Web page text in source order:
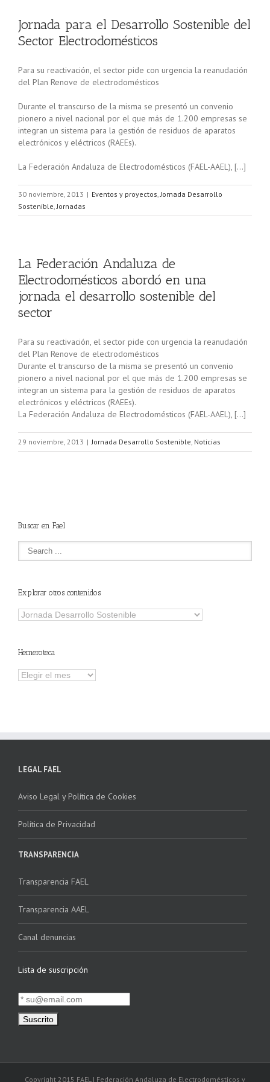
Jornada para el Desarrollo Sostenible del
Sector Electrodomésticos
Para su reactivación, el sector pide con urgencia la reanudación
del Plan Renove de electrodomésticos
Durante el transcurso de la misma se presentó un convenio
pionero a nivel nacional por el que más de 1.200 empresas se
integran un sistema para la gestión de residuos de aparatos
electrónicos y eléctricos (RAEEs).
La Federación Andaluza de Electrodomésticos (FAEL-AAEL), […]
30 noviembre, 2013 | Eventos y proyectos Jornada Desarrollo
Sostenible Jornadas
La Federación Andaluza de
Electrodomésticos abordó en una
jornada el desarrollo sostenible del
sector
Para su reactivación, el sector pide con urgencia la reanudación
del Plan Renove de electrodomésticos
Durante el transcurso de la misma se presentó un convenio
pionero a nivel nacional por el que más de 1.200 empresas se
integran un sistema para la gestión de residuos de aparatos
electrónicos y eléctricos (RAEEs).
La Federación Andaluza de Electrodomésticos (FAEL-AAEL), […]
29 noviembre, 2013 | Jornada Desarrollo Sostenible Noticias
Buscar en Fael
Explorar otros contenidos
Explorar
Hemeroteca
Hemeroteca
LEGAL FAEL
Aviso Legal y Política de Cookies
Política de Privacidad
TRANSPARENCIA
Transparencia FAEL
Transparencia AAEL
Canal denuncias
Lista de suscripción
Copyright 2015 FAEL | Federación Andaluza de Electrodomésticos y